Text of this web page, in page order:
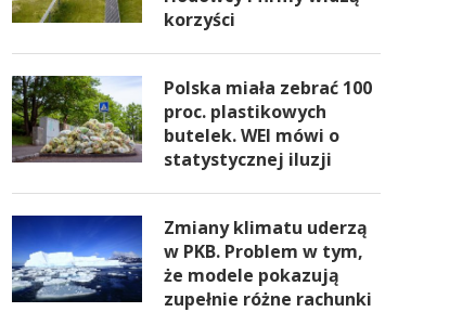
korzyści
Polska miała zebrać 100
proc. plastikowych
butelek. WEI mówi o
statystycznej iluzji
Zmiany klimatu uderzą
w PKB. Problem w tym,
że modele pokazują
zupełnie różne rachunki